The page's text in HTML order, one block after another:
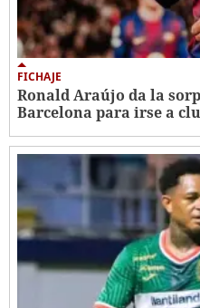
FICHAJE
Ronald Araújo da la
Barcelona para irse a